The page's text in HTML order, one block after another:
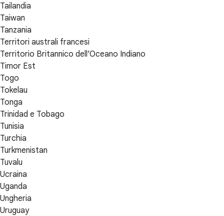
Tailandia
Taiwan
Tanzania
Territori australi francesi
Territorio Britannico dell’Oceano Indiano
Timor Est
Togo
Tokelau
Tonga
Trinidad e Tobago
Tunisia
Turchia
Turkmenistan
Tuvalu
Ucraina
Uganda
Ungheria
Uruguay